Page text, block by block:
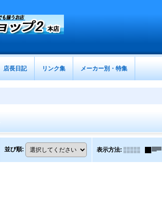
店長日記 リンク集 メーカー別・特集
並び順: 表示方法: